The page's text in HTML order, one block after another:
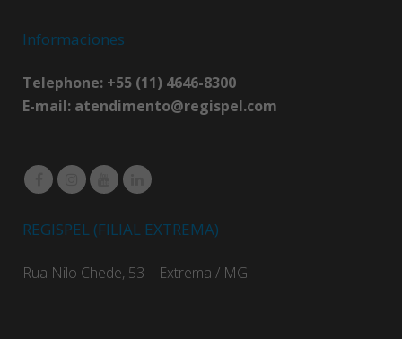
Informaciones
Telephone: +55 (11) 4646-8300
E-mail: atendimento@regispel.com
REGISPEL (FILIAL EXTREMA)
Rua Nilo Chede, 53 – Extrema / MG